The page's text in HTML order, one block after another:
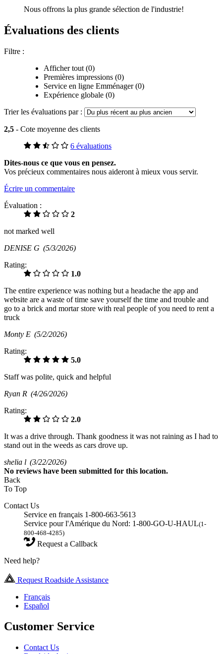
Nous offrons la plus grande sélection de l'industrie!
Évaluations des clients
Filtre :
Afficher tout (0)
Premières impressions (0)
Service en ligne Emménager (0)
Expérience globale (0)
Trier les évaluations par :
2,5 - Cote moyenne des clients
6 évaluations
Dites-nous ce que vous en pensez.
Vos précieux commentaires nous aideront à mieux vous servir.
Écrire un commentaire
Évaluation :
2
not marked well
DENISE G (5/3/2026)
Rating:
1.0
The entire experience was nothing but a headache the app and
website are a waste of time save yourself the time and trouble and
go to a brick and mortar store with real people of you need to rent a
truck
Monty E (5/2/2026)
Rating:
5.0
Staff was polite, quick and helpful
Ryan R (4/26/2026)
Rating:
2.0
It was a drive through. Thank goodness it was not raining as I had to
stand out in the weeds as cars drove up.
shelia l (3/22/2026)
No reviews have been submitted for this location.
Back
To Top
Contact Us
Service en français 1-800-663-5613
Service pour l'Amérique du Nord: 1-800-GO-U-HAUL(1-
800-468-4285)
Request a Callback
Need help?
Request Roadside Assistance
Français
Español
Customer Service
Contact Us